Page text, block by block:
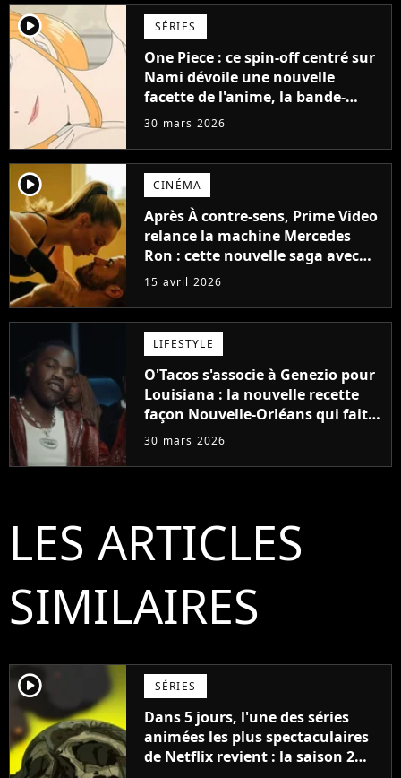
player2 SÉRIES
One Piece : ce spin-off centré sur
Nami dévoile une nouvelle
facette de l'anime, la bande-
annonce intrigue déjà les fans
30 mars 2026
player2 CINÉMA
Après À contre-sens, Prime Video
relance la machine Mercedes
Ron : cette nouvelle saga avec
Ester Expósito dévoile ses
15 avril 2026
LIFESTYLE
O'Tacos s'associe à Genezio pour
Louisiana : la nouvelle recette
façon Nouvelle-Orléans qui fait
saliver
30 mars 2026
LES ARTICLES
SIMILAIRES
player2 SÉRIES
Dans 5 jours, l'une des séries
animées les plus spectaculaires
de Netflix revient : la saison 2